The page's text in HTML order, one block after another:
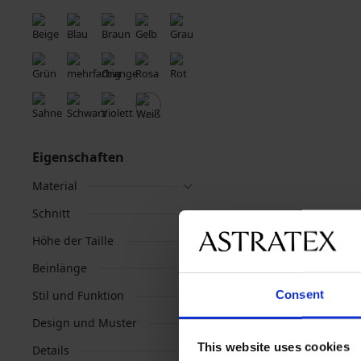
Consent
This website uses cookies
Eigenschaften
Material
Schnitt
Höhe der Taille
Beinlänge
Stil und Funktion
Design und Muster
Details